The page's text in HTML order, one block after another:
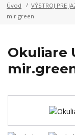
Úvod VÝSTROJ PRE
mir.green
Okuliare